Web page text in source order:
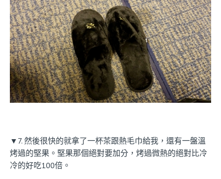
▼7. 然後很快的就拿了一杯茶跟熱毛巾給我，還有一盤溫
烤過的堅果。堅果那個絕對要加分，烤過微熱的絕對比冷
冷的好吃100倍。